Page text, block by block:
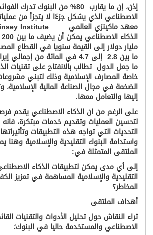
إذن، إ ن ما يقارب 80% من البنوك تدرك
الاصطناعي الذي يشكل جزءًا لا يتجزأ من
معهد ماكينزي العالمي Institute
مليار دولار إلى القيمة سنويا في القطاع
ما بين 2.8 إلى 4.7 في المائة من إجمالي
ما جعل الدول تطالب بالانفتاح على تقنيات
خاصة المصارف الإسلامية وذلك لتبني مشروعات
الضخمة في مجال الصناعة المالية
إليها والتعامل معها.
على الرغم من ان الذكاء الاصطناعي يقدم
لتحسين العمليات وتقديم خدمات مبتكرة،
التحديات التي تواجه هذه التطبيقات
واستدامة البنوك التقليدية والإسلامية وهنا
الملتقى المتمثلة في:
إلى أي مدى يمكن لتطبيقات الذكاء
التقليدية والإسلامية المساهمة في تعزيز
المخاطر؟
أهداف الملتقى
ثراء النقاش حول تحليل الأدوات والتقنيات
الاصطناعي والمستخدمة حاليا في البنوك؛